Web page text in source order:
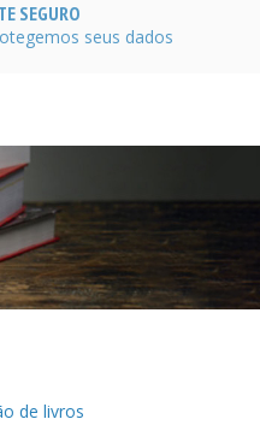
SEGURO
seus dados
de livros